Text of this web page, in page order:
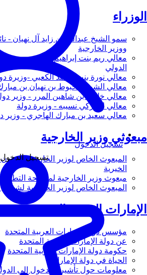
الوزراء
سمو الشيخ عبدالله بن زايد آل نهيان
ووزير الخارجية
معالي ريم بنت إبراهيم الهاشمي -
الدولي
معالي نورة بنت محمد الكعبي -وزيرة
معالي الشيخ شخبوط بن نهيان بن
معالي خليفة بن شاهين المرر - وزير
معالي لانا زكي نسيبه - وزيرة دولة
معالي سعيد بن مبارك الهاجري - وزير
مبعوثي وزير الخارجية
المبعوث الخاص لوزير الخارجية لشؤون
الخيرية
مبعوث وزير الخارجية لمكافحة
المبعوث الخاص لوزير الخارجية لشؤون
الإمارات العربية المتحدة
مؤسس دولة الإمارات العربية المتحدة
عن دولة الإمارات العربية المتحدة
حكومة دولة الإمارات العربية المتحدة
الحياة في دولة الإمارات
معلومات حول تأشيرة الدخول إلى الدولة
تسجيل الدخول
تسجيل الدخول